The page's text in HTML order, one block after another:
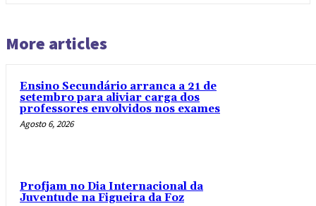
More articles
Ensino Secundário arranca a 21 de
setembro para aliviar carga dos
professores envolvidos nos exames
Agosto 6, 2026
Profjam no Dia Internacional da
Juventude na Figueira da Foz